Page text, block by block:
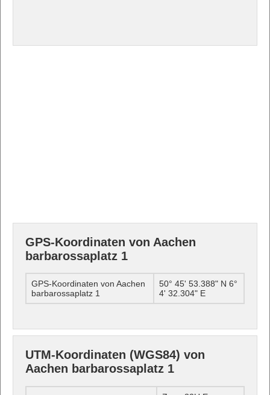
GPS-Koordinaten von Aachen
barbarossaplatz 1
GPS-Koordinaten von Aachen
barbarossaplatz 1
50° 45' 53.388" N 6°
4' 32.304" E
UTM-Koordinaten (WGS84) von
Aachen barbarossaplatz 1